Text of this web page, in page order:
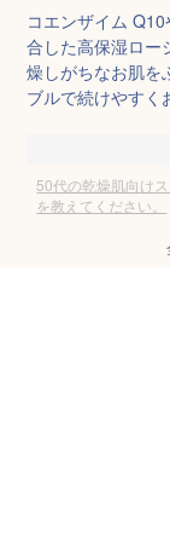
コエンザイム
合した高保湿ロー
燥しがちなお肌を
ブルで続けやすく
50代の乾燥肌向け
を教えてください。